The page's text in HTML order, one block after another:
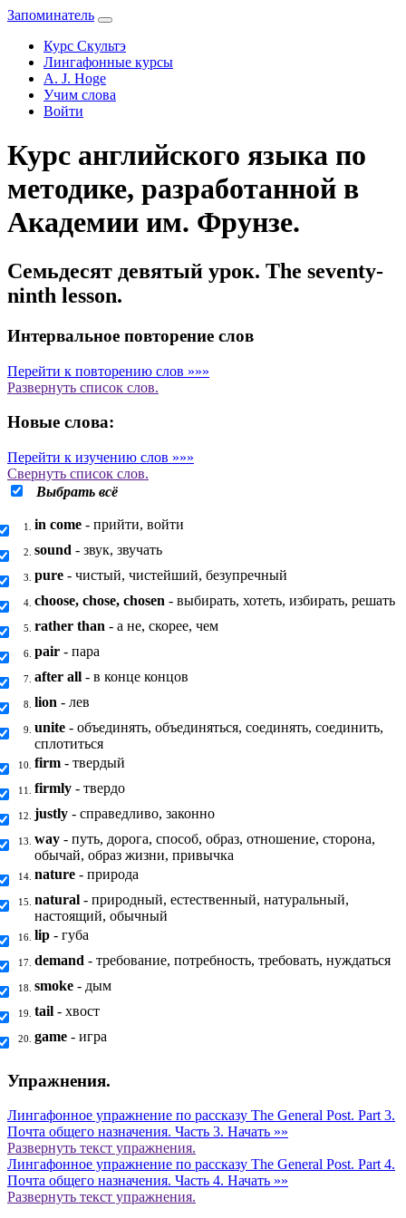
Запоминатель
Курс Скультэ
Лингафонные курсы
A. J. Hoge
Учим слова
Войти
Курс английского языка по
методике, разработанной в
Академии им. Фрунзе.
Семьдесят девятый урок. The seventy-
ninth lesson.
Интервальное повторение слов
Перейти к повторению слов »»»
Развернуть список слов.
Новые слова:
Перейти к изучению слов »»»
Свернуть список слов.
Выбрать всё
1. in come - прийти, войти
2. sound - звук, звучать
3. pure - чистый, чистейший, безупречный
4. choose, chose, chosen - выбирать, хотеть, избирать, решать
5. rather than - а не, скорее, чем
6. pair - пара
7. after all - в конце концов
8. lion - лев
9. unite - объединять, объединяться, соединять, соединить,
сплотиться
10. firm - твердый
11. firmly - твердо
12. justly - справедливо, законно
13. way - путь, дорога, способ, образ, отношение, сторона,
обычай, образ жизни, привычка
14. nature - природа
15. natural - природный, естественный, натуральный,
настоящий, обычный
16. lip - губа
17. demand - требование, потребность, требовать, нуждаться
18. smoke - дым
19. tail - хвост
20. game - игра
Упражнения.
Лингафонное упражнение по рассказу The General Post. Part 3.
Почта общего назначения. Часть 3. Начать »»
Развернуть текст упражнения.
Лингафонное упражнение по рассказу The General Post. Part 4.
Почта общего назначения. Часть 4. Начать »»
Развернуть текст упражнения.